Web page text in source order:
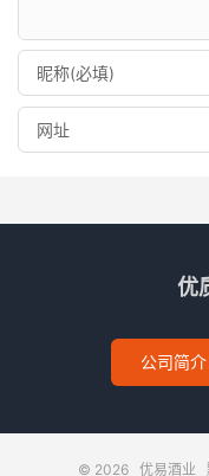
优
公司简介
© 2026 优易酒业